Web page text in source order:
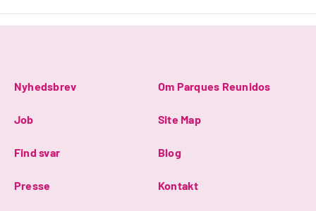
Nyhedsbrev Om Parques Reunidos
Job Site Map
Find svar Blog
Presse Kontakt